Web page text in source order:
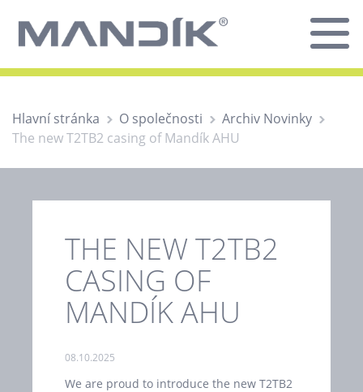
Hlavní stránka O společnosti
Archiv Novinky
The new T2TB2 casing of Mandík AHU
THE NEW T2TB2
CASING OF
MANDÍK AHU
08.10.2025
We are proud to introduce the new T2TB2